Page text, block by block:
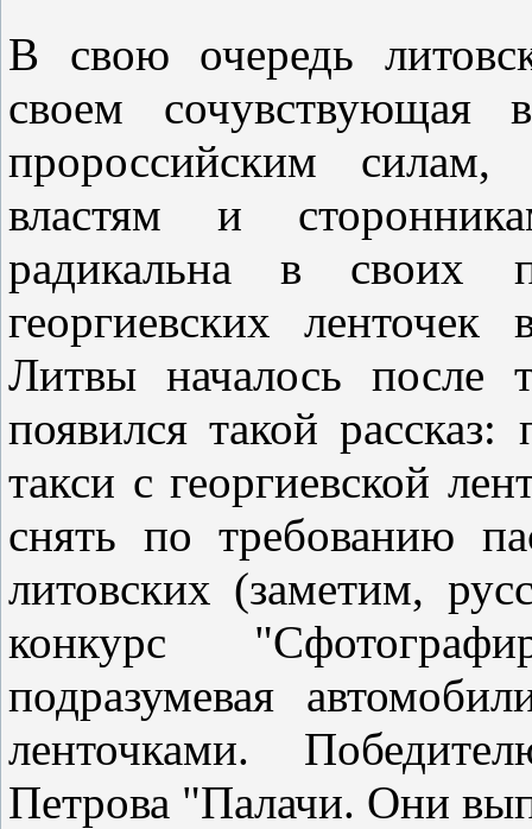
В свою очередь
своем
пророссийским
властям и
радикальна в своих
георгиевских ленточек
Литвы началось после
появился такой
такси с георгиевской
снять по требованию
литовских (заметим,
конкурс
подразумевая
ленточками.
Петрова "Палачи. Они